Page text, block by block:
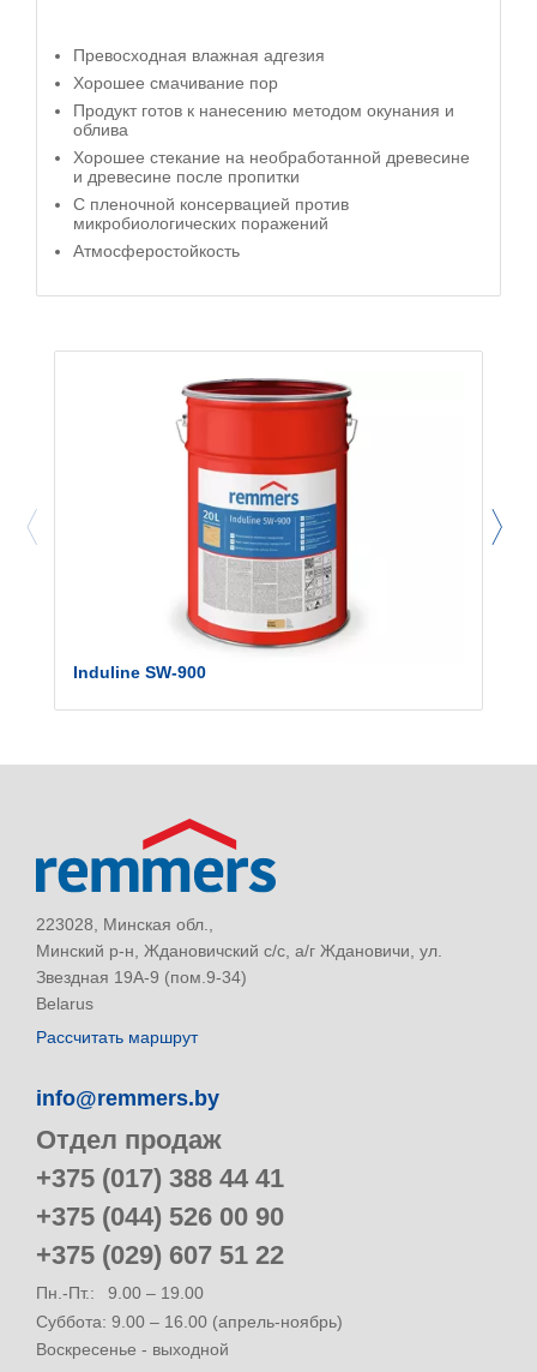
Превосходная влажная адгезия
Хорошее смачивание пор
Продукт готов к нанесению методом окунания и
облива
Хорошее стекание на необработанной древесине
и древесине после пропитки
С пленочной консервацией против
микробиологических поражений
Атмосферостойкость
Induline SW-900
223028, Минская обл.,
Минский р-н, Ждановичский с/с, а/г Ждановичи, ул.
Звездная 19А-9 (пом.9-34)
Belarus
Рассчитать маршрут
info@remmers.by
Отдел продаж
+375 (017) 388 44 41
+375 (044) 526 00 90
+375 (029) 607 51 22
Пн.-Пт.:
9.00 – 19.00
Суббота: 9.00 – 16.00 (апрель-ноябрь)
Воскресенье - выходной